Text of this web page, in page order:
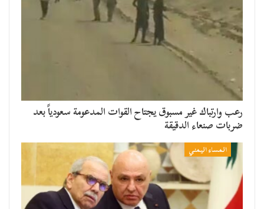
رعب وارتباك غير مسبوق يجتاح القوات المدعومة سعودياً بعد
ضربات صنعاء الدقيقة
المساء اليمني